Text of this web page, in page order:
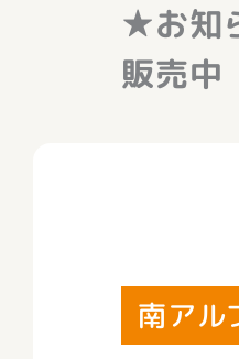
★お知
販売中
南ア